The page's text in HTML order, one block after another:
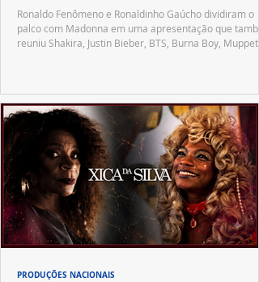
Ronaldo Fenômeno e Ronaldinho Gaúcho dividiram o
palco com Madonna em uma apresentação que
reuniu Shakira, Justin Bieber, BTS, Burna Boy, Muppets,
PRODUÇÕES NACIONAIS